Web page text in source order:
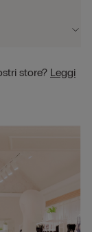
store? Leggi